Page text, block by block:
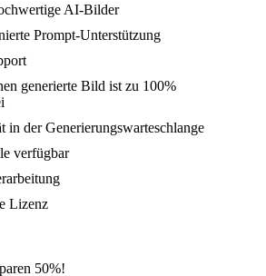
AI-Bilder
Prompt-Unterstützung
generierte Bild ist zu 100%
in der Generierungswarteschlange
verfügbar
Lizenz
50%!